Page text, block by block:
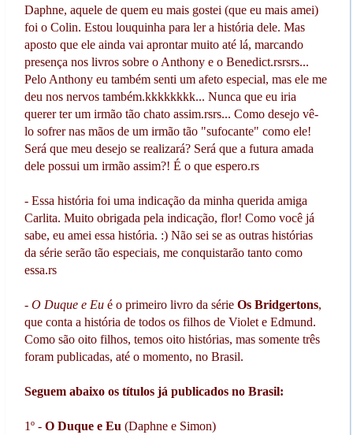
Daphne, aquele de quem eu mais gostei (que eu mais amei)
foi o Colin. Estou louquinha para ler a história dele. Mas
aposto que ele ainda vai aprontar muito até lá, marcando
presença nos livros sobre o Anthony e o Benedict.rsrsrs...
Pelo Anthony eu também senti um afeto especial, mas ele me
deu nos nervos também.kkkkkkkk... Nunca que eu iria
querer ter um irmão tão chato assim.rsrs... Como desejo vê-
lo sofrer nas mãos de um irmão tão "sufocante" como ele!
Será que meu desejo se realizará? Será que a futura amada
dele possui um irmão assim?! É o que espero.rs
- Essa história foi uma indicação da minha querida amiga
Carlita. Muito obrigada pela indicação, flor! Como você já
sabe, eu amei essa história. :) Não sei se as outras histórias
da série serão tão especiais, me conquistarão tanto como
essa.rs
- O Duque e Eué o primeiro livro da série Os Bridgertons,
que conta a história de todos os filhos de Violet e Edmund.
Como são oito filhos, temos oito histórias, mas somente três
foram publicadas, até o momento, no Brasil.
Seguem abaixo os títulos já publicados no Brasil:
1º - O Duque e Eu (Daphne e Simon)